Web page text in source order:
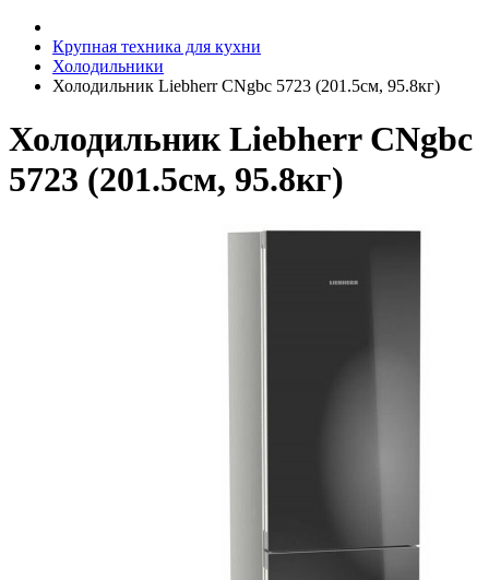
Крупная техника для кухни
Холодильники
Холодильник Liebherr CNgbc 5723 (201.5см, 95.8кг)
Холодильник Liebherr CNgbc
5723 (201.5см, 95.8кг)